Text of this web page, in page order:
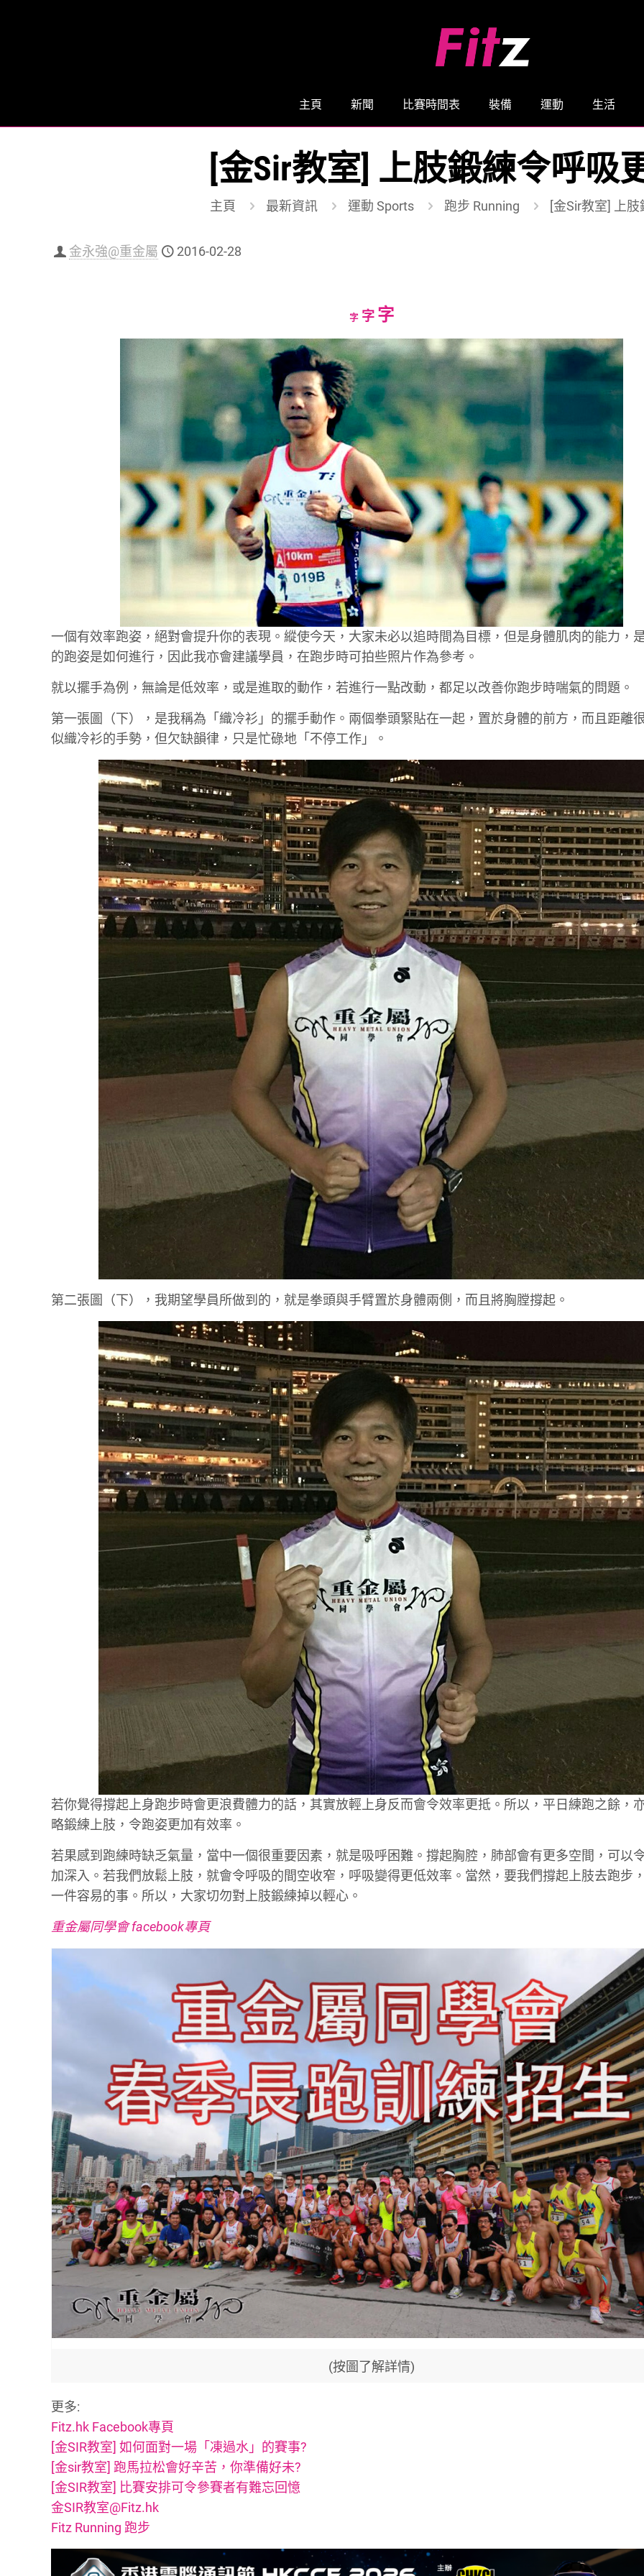
主頁 新聞 比賽時間表 裝備 運動 生活
[金Sir教室] 上肢鍛練令呼吸
主頁 最新資訊 運動 Sports 跑步 Running [金Sir教室] 上
金永強@重金屬 2016-02-28
字Decrease
size.
字Reset
size.
字Increase
font
size.
一個有效率跑姿，絕對會提升你的表現。縱使今天，大家未必以追時間為目標，但是身體肌肉的能力，
的跑姿是如何進行，因此我亦會建議學員，在跑步時可拍些照片作為參考。
就以擺手為例，無論是低效率，或是進取的動作，若進行一點改動，都足以改善你跑步時喘氣的問題。
第一張圖（下），是我稱為「織冷衫」的擺手動作。兩個拳頭緊貼在一起，置於身體的前方，而且距離
似織冷衫的手勢，但欠缺韻律，只是忙碌地「不停工作」。
第二張圖（下），我期望學員所做到的，就是拳頭與手臂置於身體兩側，而且將胸膛撐起。
若你覺得撐起上身跑步時會更浪費體力的話，其實放輕上身反而會令效率更抵。所以，平日練跑之餘，
略鍛練上肢，令跑姿更加有效率。
若果感到跑練時缺乏氣量，當中一個很重要因素，就是吸呼困難。撐起胸腔，肺部會有更多空間，可以
加深入。若我們放鬆上肢，就會令呼吸的間空收窄，呼吸變得更低效率。當然，要我們撐起上肢去跑步
一件容易的事。所以，大家切勿對上肢鍛練掉以輕心。
重金屬同學會 facebook專頁
(按圖了解詳情)
更多:
Fitz.hk Facebook專頁
[金SIR教室] 如何面對一場「凍過水」的賽事?
[金sir教室] 跑馬拉松會好辛苦，你準備好未?
[金SIR教室] 比賽安排可令參賽者有難忘回憶
金SIR教室@Fitz.hk
Fitz Running 跑步